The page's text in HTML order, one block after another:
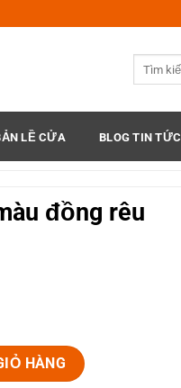
LỀ CỬA BLOG TIN TỨC
đồng rêu
C số lượng
HÀNG